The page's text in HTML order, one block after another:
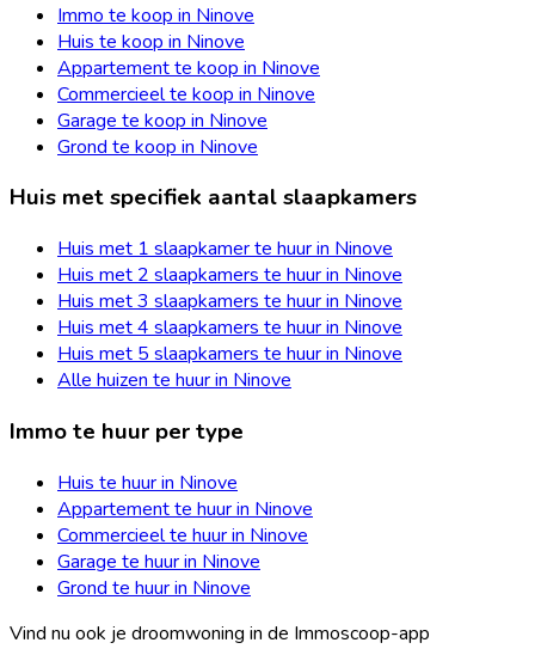
Immo te koop in Ninove
Huis te koop in Ninove
Appartement te koop in Ninove
Commercieel te koop in Ninove
Garage te koop in Ninove
Grond te koop in Ninove
Huis met specifiek aantal slaapkamers
Huis met 1 slaapkamer te huur in Ninove
Huis met 2 slaapkamers te huur in Ninove
Huis met 3 slaapkamers te huur in Ninove
Huis met 4 slaapkamers te huur in Ninove
Huis met 5 slaapkamers te huur in Ninove
Alle huizen te huur in Ninove
Immo te huur per type
Huis te huur in Ninove
Appartement te huur in Ninove
Commercieel te huur in Ninove
Garage te huur in Ninove
Grond te huur in Ninove
Vind nu ook je droomwoning in de Immoscoop-app